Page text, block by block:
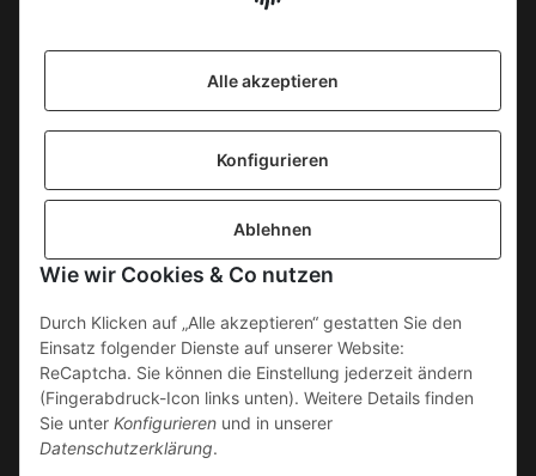
Alle akzeptieren
Konfigurieren
Ablehnen
Wie wir Cookies & Co nutzen
Durch Klicken auf „Alle akzeptieren“ gestatten Sie den
Einsatz folgender Dienste auf unserer Website:
ReCaptcha. Sie können die Einstellung jederzeit ändern
(Fingerabdruck-Icon links unten). Weitere Details finden
Sie unter Konfigurieren und in unserer
Datenschutzerklärung.
SICHERE ZAHLUNGSWEISEN
Gesetzliche Informationen